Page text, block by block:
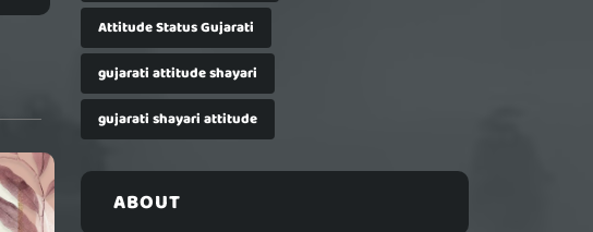
Attitude Status Gujarati
gujarati attitude shayari
gujarati shayari attitude
ABOUT